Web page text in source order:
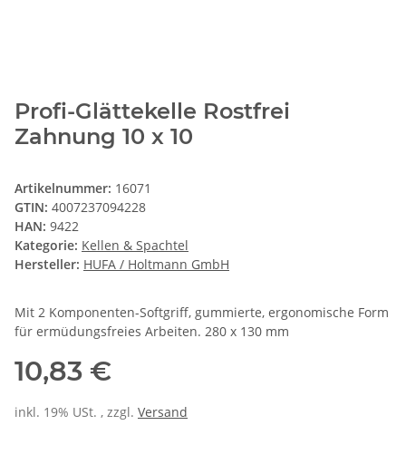
Profi-Glättekelle Rostfrei
Zahnung 10 x 10
Artikelnummer: 16071
GTIN: 4007237094228
HAN: 9422
Kategorie: Kellen & Spachtel
Hersteller: HUFA / Holtmann GmbH
Mit 2 Komponenten-Softgriff, gummierte, ergonomische Form
für ermüdungsfreies Arbeiten. 280 x 130 mm
10,83 €
inkl. 19% USt. , zzgl. Versand